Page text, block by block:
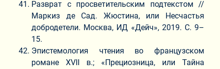
Разврат с просветительским подтекстом //
Маркиз де Сад. Жюстина, или Несчастья
добродетели. Москва, ИД «Дейч», 2019. С. 9–
15.
Эпистемология чтения во французском
романе XVII в.; «Прециозница, или Тайна